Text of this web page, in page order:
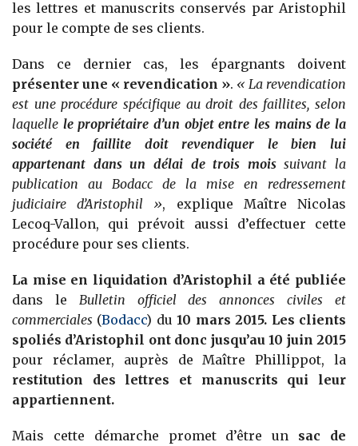
les lettres et manuscrits conservés par Aristophil
pour le compte de ses clients.
Dans ce dernier cas, les épargnants doivent
présenter une « revendication ». « La revendication
est une procédure spécifique au droit des faillites, selon
laquelle le propriétaire d’un objet entre les mains de la
société en faillite doit revendiquer le bien lui
appartenant dans un délai de trois moissuivant la
publication au Bodacc de la mise en redressement
judiciaire d’Aristophil », explique Maître Nicolas
Lecoq-Vallon, qui prévoit aussi d’effectuer cette
procédure pour ses clients.
La mise en liquidation d’Aristophil a été publiée
dans le Bulletin officiel des annonces civiles et
commerciales (Bodacc) du10 mars 2015. Les clients
spoliés d’Aristophil ont donc jusqu’au 10 juin 2015
pour réclamer, auprès de Maître Phillippot, la
restitution des lettres et manuscrits qui leur
appartiennent.
Mais cette démarche promet d’être un sac de